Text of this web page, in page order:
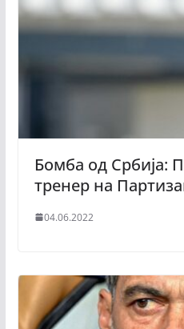
Бомба од Србија:
тренер на
04.06.2022